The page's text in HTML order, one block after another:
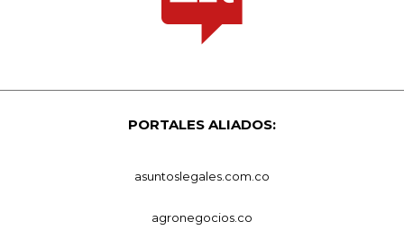
PORTALES ALIADOS:
asuntoslegales.com.co
agronegocios.co